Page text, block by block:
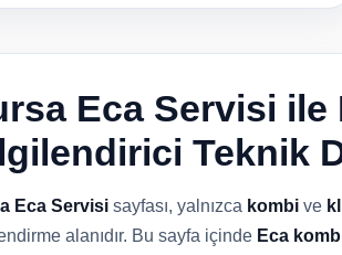
Eca Servisi
Teknik
Eca Servisi sayfası, yalnızca kombi ve
alanıdır. Bu sayfa içinde Eca